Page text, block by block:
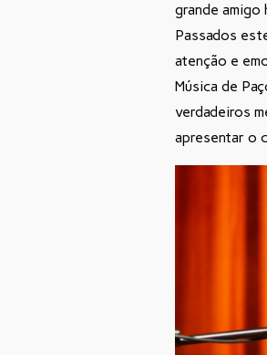
grande amigo
Passados
atenção e
Música de
verdadeiros
apresentar o